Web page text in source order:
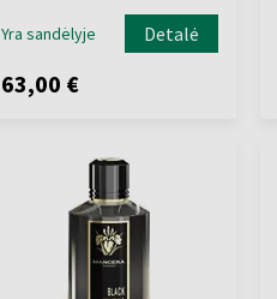
Yra sandėlyje Detalė
63,00 €